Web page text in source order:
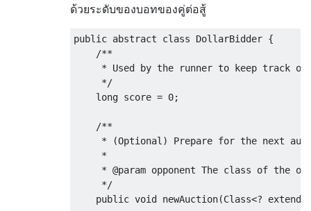
ด้วยระดับของบอทของคู่ต่อสู้
public abstract class DollarBidder {
/**
* Used by the runner to keep track of
     */
long score = 0;
/**
* (Optional) Prepare for the next
     *
* @param opponent The class of the
     */
public void newAuction(Class<? extends